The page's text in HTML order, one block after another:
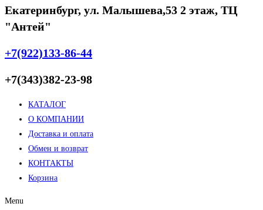
Екатеринбург, ул. Малышева,53 2 этаж, ТЦ
"Антей"
+7(922)133-86-44
+7(343)382-23-98
КАТАЛОГ
О КОМПАНИИ
Доставка и оплата
Обмен и возврат
КОНТАКТЫ
Корзина
Menu